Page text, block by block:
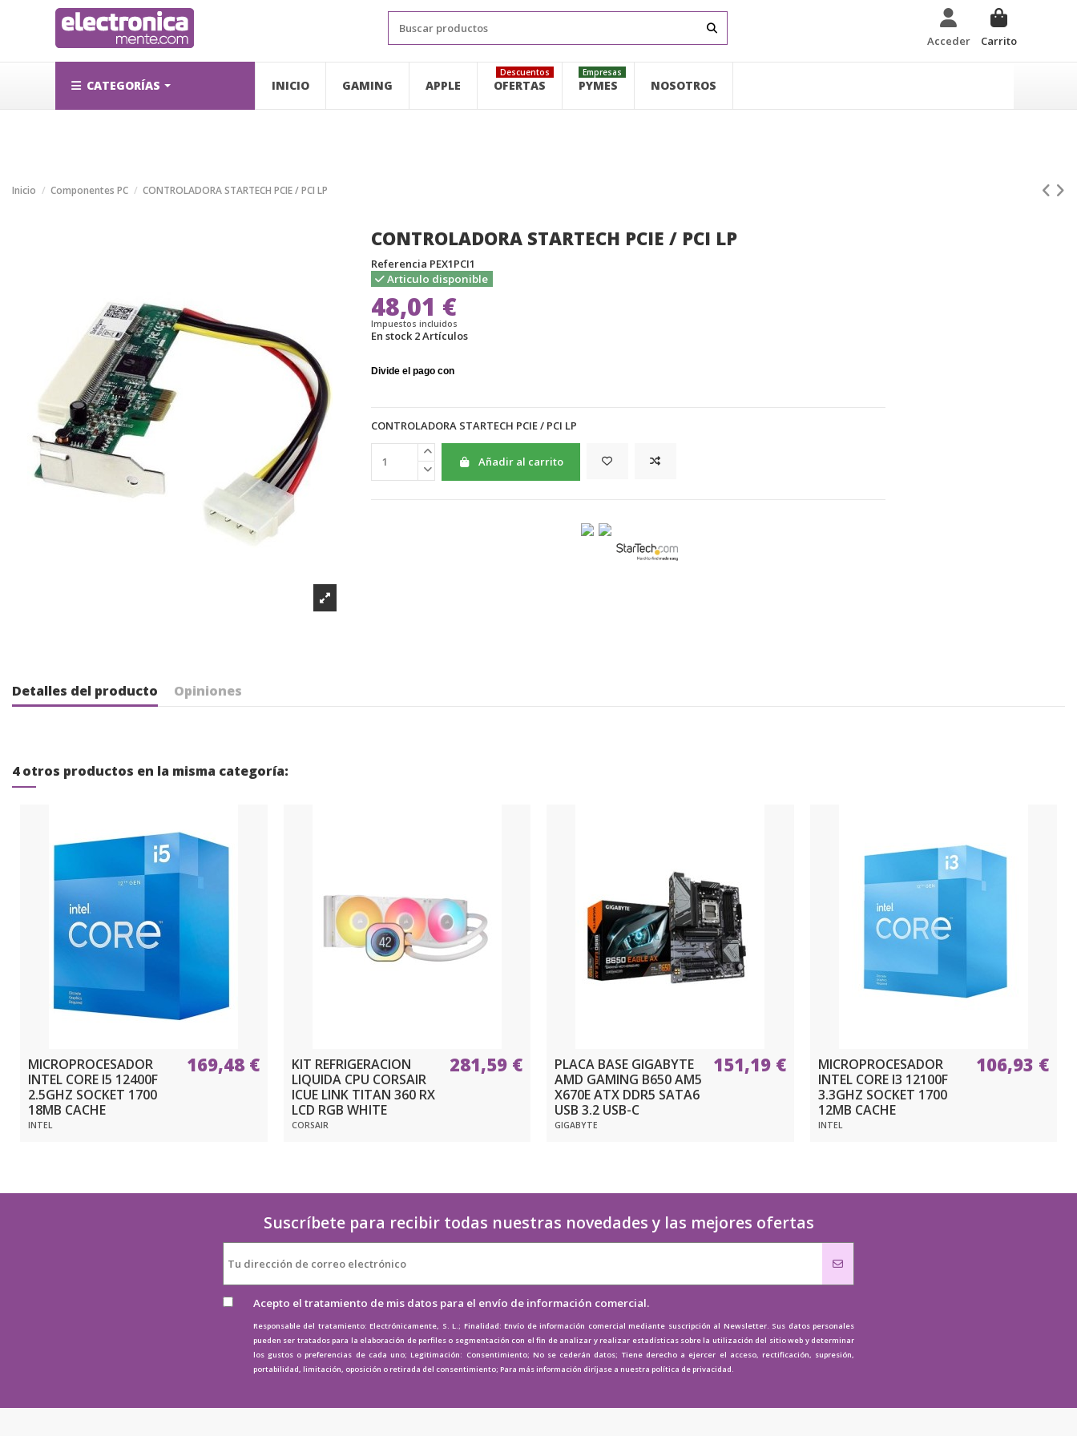
Acceder Carrito
CATEGORÍAS INICIO GAMING APPLE OFERTAS
Descuentos
PYMES
Empresas
NOSOTROS
Inicio Componentes PC CONTROLADORA STARTECH PCIE / PCI LP
CONTROLADORA STARTECH PCIE / PCI LP
Referencia PEX1PCI1
Articulo disponible
48,01 €
Impuestos incluidos
En stock 2 Artículos
CONTROLADORA STARTECH PCIE / PCI LP
Añadir al carrito
Detalles del producto Opiniones
4 otros productos en la misma categoría:
MICROPROCESADOR
INTEL CORE I5 12400F
2.5GHZ SOCKET 1700
18MB CACHE
INTEL
169,48 €
KIT REFRIGERACION
LIQUIDA CPU CORSAIR
ICUE LINK TITAN 360 RX
LCD RGB WHITE
CORSAIR
281,59 €
PLACA BASE GIGABYTE
AMD GAMING B650 AM5
X670E ATX DDR5 SATA6
USB 3.2 USB-C
GIGABYTE
151,19 €
MICROPROCESADOR
INTEL CORE I3 12100F
3.3GHZ SOCKET 1700
12MB CACHE
INTEL
106,93 €
Suscríbete para recibir todas nuestras novedades y las mejores ofertas
Acepto el tratamiento de mis datos para el envío de información comercial.
Responsable del tratamiento: Electrónicamente, S. L.; Finalidad: Envío de información comercial mediante suscripción al Newsletter. Sus datos personales
pueden ser tratados para la elaboración de perfiles o segmentación con el fin de analizar y realizar estadísticas sobre la utilización del sitio web y determinar
los gustos o preferencias de cada uno; Legitimación: Consentimiento; No se cederán datos; Tiene derecho a ejercer el acceso, rectificación, supresión,
portabilidad, limitación, oposición o retirada del consentimiento; Para más información diríjase a nuestra política de privacidad.